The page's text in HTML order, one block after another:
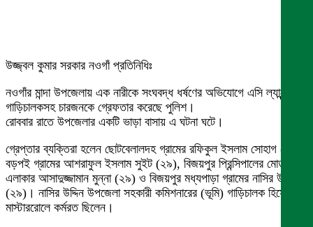
উজ্জ্বল কুমার সরকার নওগাঁ প্রতিনিধিঃ
নওগাঁর মান্দা উপজেলায় এক নারীকে সংঘবদ্ধ ধর্ষণের অভিযোগে এসি ল্যান্ডের
গাড়িচালকসহ চারজনকে গ্রেফতার করেছে পুলিশ।
রোববার রাতে উপজেলার একটি ভাড়া বাসায় এ ঘটনা ঘটে।
গ্রেপ্তার ব্যক্তিরা হলেন ছোটবেলালদহ গ্রামের রফিকুল ইসলাম সোহাগ (২৯),
বড়পই গ্রামের আশরাফুল ইসলাম সুইট (২৯), বিজয়পুর প্রিন্সিপালের মোড়
এলাকার আসাদুজ্জামান মুন্না (২৯) ও বিজয়পুর মধ্যপাড়া গ্রামের নাসির উদ্দিন
(২৯)। নাসির উদ্দিন উপজেলা সহকারী কমিশনারের (ভূমি) গাড়িচালক হিসেবে
মাস্টাররোলে কর্মরত ছিলেন।